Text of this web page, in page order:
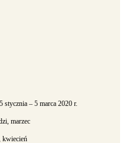
stycznia – 5 marca 2020 r.
marzec
kwiecień